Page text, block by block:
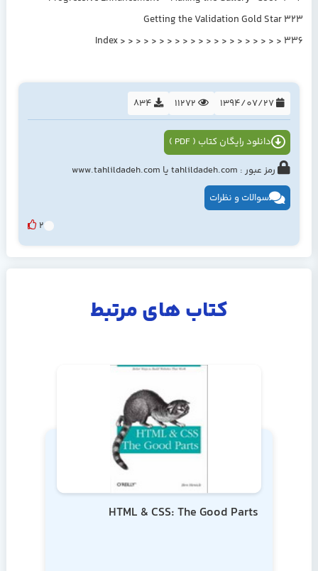
Getting the Validation Gold Star 323
Index > > > > > > > > > > > > > > > > > > > > > 336
1394/07/27
834
دانلود رایگان کتاب ( PDF )
رمز عبور : tahlildadeh.com یا www.tahlildadeh.com
سوالات و نظرات
2
کتاب های مرتبط
HTML & CSS: The Good Parts